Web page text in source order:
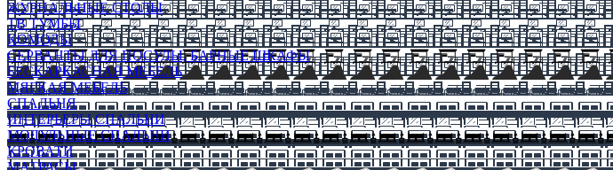
ЖУРНАЛЬНЫЕ СТОЛЫ
ТВ ТУМБЫ
КОМОДЫ
СЕРВАНТЫ ДЛЯ ПОСУДЫ, БАРНЫЕ ШКАФЫ
БЕСКАРКАСНАЯ МЕБЕЛЬ
МЯГКАЯ МЕБЕЛЬ
СПАЛЬНЯ
ИНТЕРЬЕРЫ СПАЛЬНИ
МОДУЛЬНЫЕ СПАЛЬНИ
КРОВАТИ